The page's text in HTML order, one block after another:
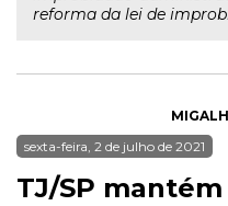
reforma da lei de
sexta-feira, 2 de julho de 2021
TJ/SP